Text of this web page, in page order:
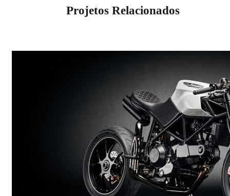
Projetos Relacionados